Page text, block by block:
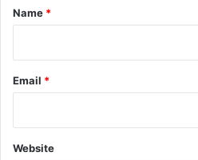
*
Name *
Email *
Website